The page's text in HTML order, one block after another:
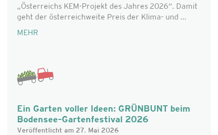
„Österreichs KEM-Projekt des Jahres 2026“. Damit
geht der österreichweite Preis der Klima- und ...
MEHR
Ein Garten voller Ideen: GRÜNBUNT beim
Bodensee–Gartenfestival 2026
Veröffentlicht am 27. Mai 2026